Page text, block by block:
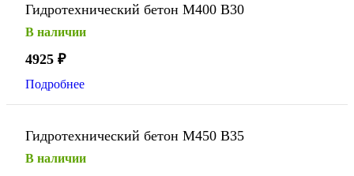
Гидротехнический бетон М400 В30
В наличии
4925 ₽
Подробнее
Гидротехнический бетон М450 В35
В наличии